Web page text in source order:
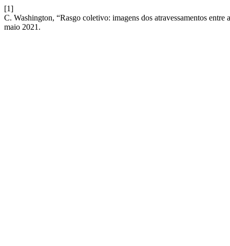
[1]
C. Washington, “Rasgo coletivo: imagens dos atravessamentos
maio 2021.